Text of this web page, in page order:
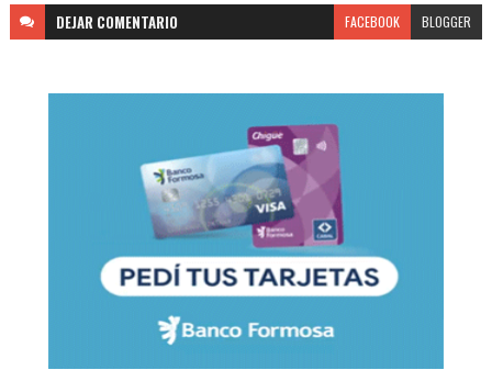
DEJAR COMENTARIO FACEBOOK BLOGGER